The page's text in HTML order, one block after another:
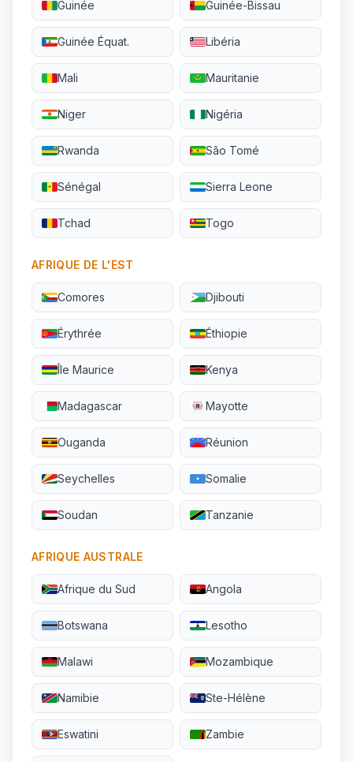
Guinée Guinée-Bissau
Guinée Équat. Libéria
Mali Mauritanie
Niger Nigéria
Rwanda São Tomé
Sénégal Sierra Leone
Tchad Togo
AFRIQUE DE L'EST
Comores Djibouti
Érythrée Éthiopie
Île Maurice Kenya
Madagascar Mayotte
Ouganda Réunion
Seychelles Somalie
Soudan Tanzanie
AFRIQUE AUSTRALE
Afrique du Sud Angola
Botswana Lesotho
Malawi Mozambique
Namibie Ste-Hélène
Eswatini Zambie